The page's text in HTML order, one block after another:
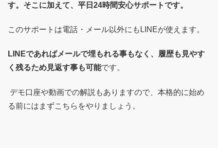
す。そこに加えて、平日24時間安心サポートです。
このサポートは電話・メール以外にもLINEが使えます。
LINEであればメールで埋もれる事もなく、履歴も見やす
く残るため見返す事も可能です。
デモ口座や動画での解説もありますので、本格的に始め
る前にはまずこちらをやりましょう。